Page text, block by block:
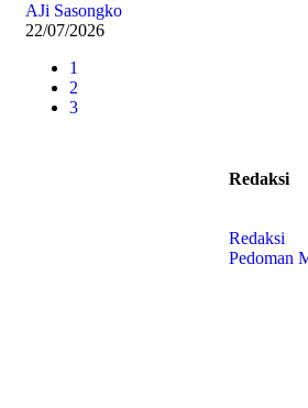
AJi Sasongko
22/07/2026
1
2
3
Redaksi
Redaksi
Pedoman